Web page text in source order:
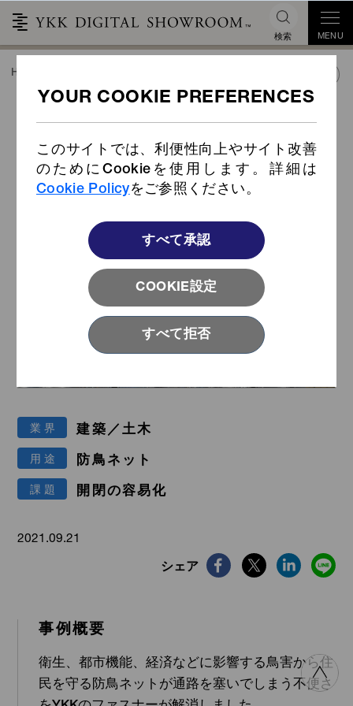
このサイトでは、利便性向上やサイト改善
のためにCookieを使用します。詳細は
Cookie Policyをご参照ください。
COOKIE設定
すべて承認
すべて拒否
検索 MENU
産業資材
業界別で探す
インテリア
建築／土木 災害対策
カタログ
今すぐダウンロード
建築／土木
通路を塞ぐ鳥害ネットの不便さを
ファスナーで解消
業界 建築／土木
用途 防鳥ネット
課題 開閉の容易化
2021.09.21
シェア
事例概要
衛生、都市機能、経済などに影響する鳥害から住
民を守る防鳥ネットが通路を塞いでしまう不便さ
HOME ファスニング商品活用事例